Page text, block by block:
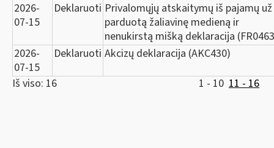
2026-
07-15
Deklaruoti Privalomųjų atskaitymų iš pajamų už
parduotą žaliavinę medieną ir
nenukirstą mišką deklaracija
2026-
07-15
Deklaruoti Akcizų deklaracija (AKC430)
Iš viso: 16
1 - 10 11 - 16